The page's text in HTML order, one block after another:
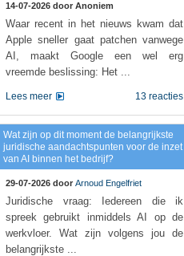
14-07-2026 door Anoniem
Waar recent in het nieuws kwam dat
Apple sneller gaat patchen vanwege
AI, maakt Google een wel erg
vreemde beslissing: Het ...
13 reacties
Lees meer
Wat zijn op dit moment de belangrijkste
juridische aandachtspunten voor de inzet
van AI binnen het bedrijf?
29-07-2026 door Arnoud Engelfriet
Juridische vraag: Iedereen die ik
spreek gebruikt inmiddels AI op de
werkvloer. Wat zijn volgens jou de
belangrijkste ...